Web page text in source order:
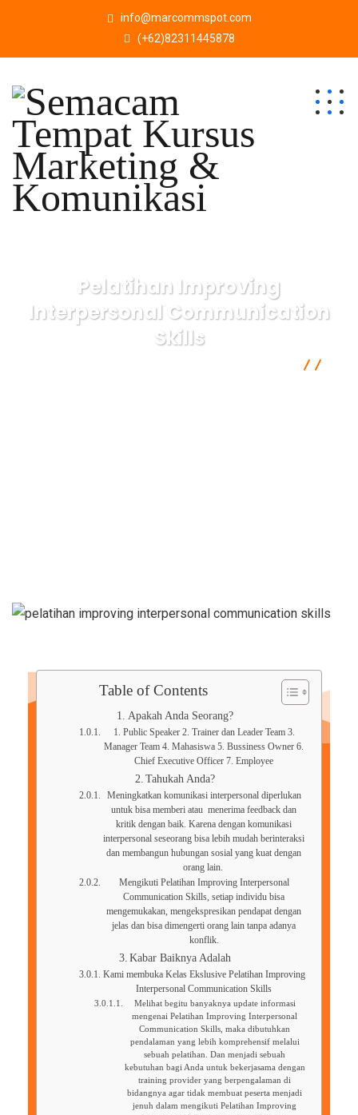
info@marcommspot.com
(+62)82311445878
Pelatihan Improving
Interpersonal Communication
Skills
Table of Contents
Apakah Anda Seorang?
1. Public Speaker 2. Trainer dan Leader Team 3.
Manager Team 4. Mahasiswa 5. Bussiness Owner 6.
Chief Executive Officer 7. Employee
Tahukah Anda?
Meningkatkan komunikasi interpersonal diperlukan
untuk bisa memberi atau menerima feedback dan
kritik dengan baik. Karena dengan komunikasi
interpersonal seseorang bisa lebih mudah berinteraksi
dan membangun hubungan sosial yang kuat dengan
orang lain.
Mengikuti Pelatihan Improving Interpersonal
Communication Skills, setiap individu bisa
mengemukakan, mengekspresikan pendapat dengan
jelas dan bisa dimengerti orang lain tanpa adanya
konflik.
Kabar Baiknya Adalah
Kami membuka Kelas Ekslusive Pelatihan Improving
Interpersonal Communication Skills
Melihat begitu banyaknya update informasi
mengenai Pelatihan Improving Interpersonal
Communication Skills, maka dibutuhkan
pendalaman yang lebih komprehensif melalui
sebuah pelatihan. Dan menjadi sebuah
kebutuhan bagi Anda untuk bekerjasama dengan
training provider yang berpengalaman di
bidangnya agar tidak membuat peserta menjadi
jenuh dalam mengikuti Pelatihan Improving